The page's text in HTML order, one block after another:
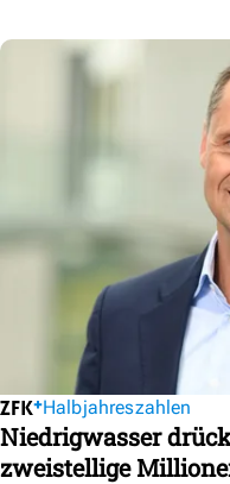
Halbjahreszahlen
Niedrigwasser
zweistellige